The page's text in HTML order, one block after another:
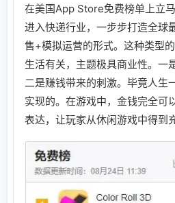
在美国App Store免费榜单上立
进入快递行业，一步步打造全球
售+模拟运营的形式。这种类型
生活有关，主题极具商业性。一
二是赚钱带来的刺激。毕竟人生
实现的。在游戏中，金钱完全可
表达，让玩家从休闲游戏中得到